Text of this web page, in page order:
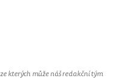
kterých může náš redakční tým